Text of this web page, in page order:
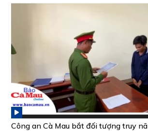
Công an Cà Mau bắt đối tượng truy nã